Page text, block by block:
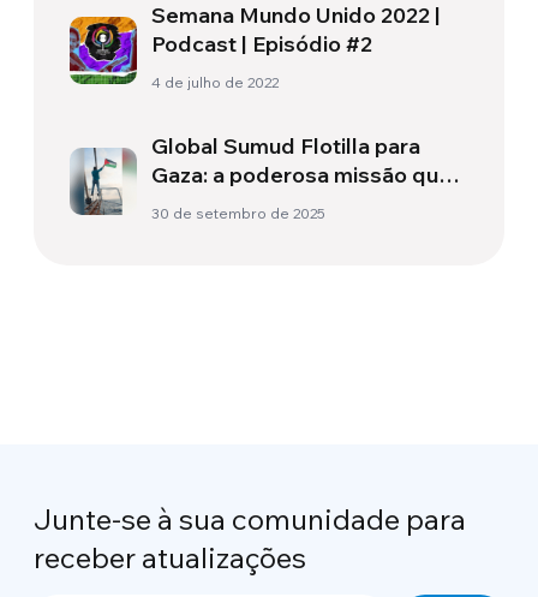
Semana Mundo Unido 2022 |
Podcast | Episódio #2
4 de julho de 2022
Global Sumud Flotilla para
Gaza: a poderosa missão que
protege os civis no conflito
30 de setembro de 2025
Junte-se à sua comunidade para
receber atualizações